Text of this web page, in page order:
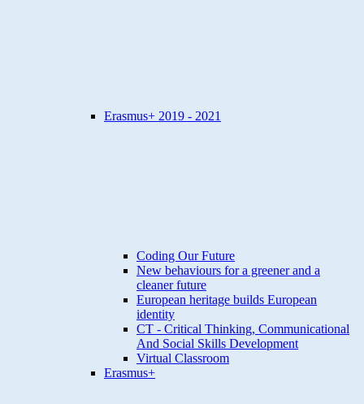
Erasmus+ 2019 - 2021
Coding Our Future
New behaviours for a greener and a
cleaner future
European heritage builds European
identity
CT - Critical Thinking, Communicational
And Social Skills Development
Virtual Classroom
Erasmus+